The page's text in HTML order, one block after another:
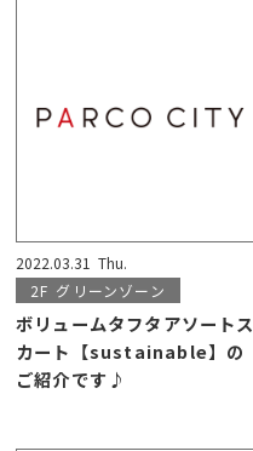
2022.03.31 Thu.
2F グリーンゾーン
ボリュームタフタアソートス
カート【sustainable】の
ご紹介です♪